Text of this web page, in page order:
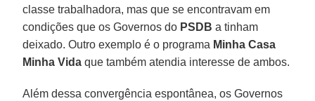
classe trabalhadora, mas que se encontravam em
condições que os Governos do PSDB a tinham
deixado. Outro exemplo é o programa Minha Casa
Minha Vida que também atendia interesse de ambos.
Além dessa convergência espontânea, os Governos